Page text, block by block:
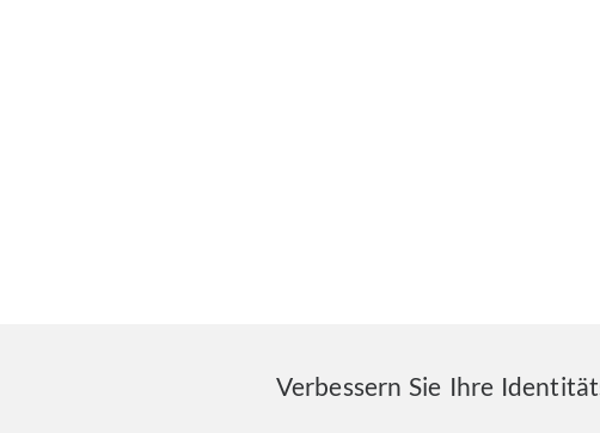
Verbessern Sie Ihre